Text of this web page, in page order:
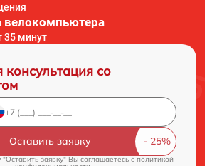
велокомпьютера
35 минут
консультация со
Оставить заявку
заявку" Вы соглашаетесь c политикой